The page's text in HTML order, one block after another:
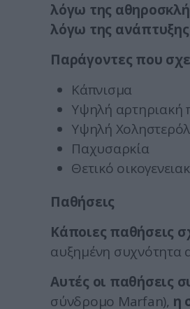
λόγω της
λόγω της
Παράγοντες που
Κάπνισμα
Υψηλή αρτηριακή
Υψηλή
Παχυσαρκία
Θετικό
Παθήσεις
Κάποιες παθήσεις
αυξημένη συχνότητα
Αυτές οι παθήσεις
σύνδρομο Marfan), η